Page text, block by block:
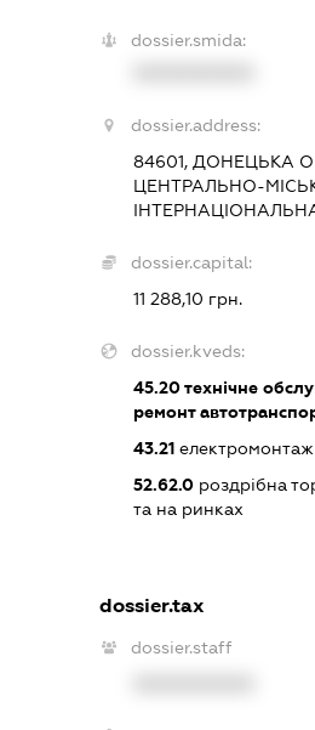
dossier.smida:
dossier.address:
84601, ДОНЕЦЬКА
ЦЕНТРАЛЬНО-
dossier.capital:
11 288,10 грн.
dossier.kveds:
45.20технічне
ремонт
43.21
52.62.0 роздрібна
та на ринках
dossier.tax
dossier.staff